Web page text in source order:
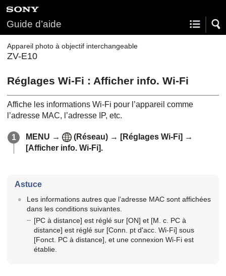
Guide d’aide
Appareil photo à objectif interchangeable
ZV-E10
Réglages Wi-Fi : Afficher info. Wi-Fi
Affiche les informations Wi-Fi pour l’appareil comme
l’adresse MAC, l’adresse IP, etc.
MENU → (Réseau) → [Réglages Wi-Fi] →
[Afficher info. Wi-Fi].
Astuce
Les informations autres que l’adresse MAC sont affichées
dans les conditions suivantes.
[PC à distance] est réglé sur [ON] et [M. c. PC à
distance] est réglé sur [Conn. pt d'acc. Wi-Fi] sous
[Fonct. PC à distance] , et une connexion Wi-Fi est
établie.